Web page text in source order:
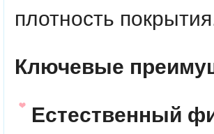
плотность
Ключевые
Естественный